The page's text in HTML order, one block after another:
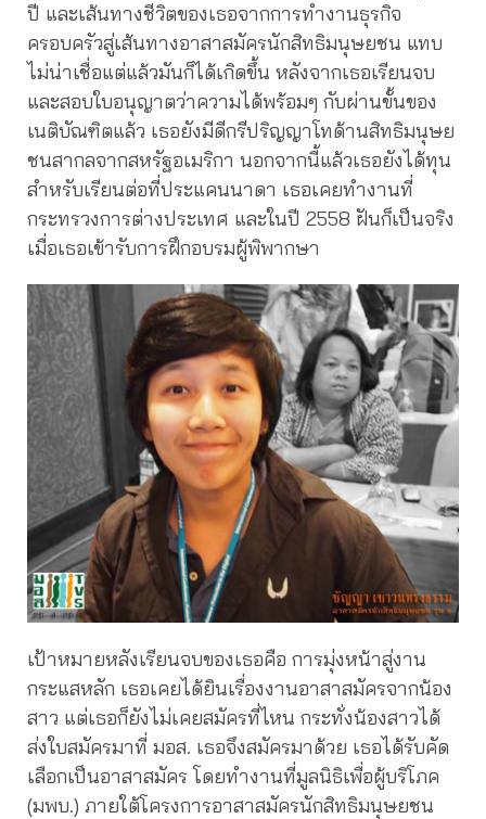
ปี และเส้นทางชีวิตของเธอจากการทำงานธุรกิจ
ครอบครัวสู่เส้นทางอาสาสมัครนักสิทธิมนุษยชน แทบ
ไม่น่าเชื่อแต่แล้วมันก็ได้เกิดขึ้น หลังจากเธอเรียนจบ
และสอบใบอนุญาตว่าความได้พร้อมๆ กับผ่านขั้นของ
เนติบัณฑิตแล้ว เธอยังมีดีกรีปริญญาโทด้านสิทธิมนุษย
ชนสากลจากสหรัฐอเมริกา นอกจากนี้แล้วเธอยังได้ทุน
สำหรับเรียนต่อที่ประแคนนาดา เธอเคยทำงานที่
กระทรวงการต่างประเทศ และในปี 2558 ฝันก็เป็นจริง
เมื่อเธอเข้ารับการฝึกอบรมผู้พิพากษา
เป้าหมายหลังเรียนจบของเธอคือ การมุ่งหน้าสู่งาน
กระแสหลัก เธอเคยได้ยินเรื่องงานอาสาสมัครจากน้อง
สาว แต่เธอก็ยังไม่เคยสมัครที่ไหน กระทั่งน้องสาวได้
ส่งใบสมัครมาที่ มอส. เธอจึงสมัครมาด้วย เธอได้รับคัด
เลือกเป็นอาสาสมัคร โดยทำงานที่มูลนิธิเพื่อผู้บริโภค
(มพบ.) ภายใต้โครงการอาสาสมัครนักสิทธิมนุษยชน